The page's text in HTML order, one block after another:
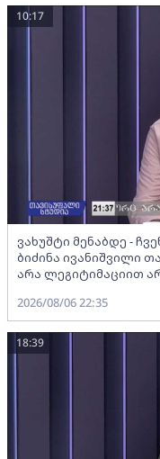
ვახუშტი მენაბდე -
ბიძინა ივანიშვილი
არა ლეგიტიმაციით
10:17
2026/08/06 22:35
18:39